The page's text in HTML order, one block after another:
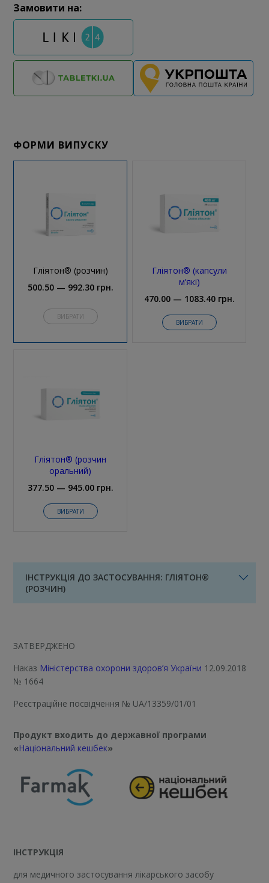
Замовити на:
ФОРМИ ВИПУСКУ
Гліятон® (розчин)
500.50 — 992.30 грн.
ВИБРАТИ
Гліятон® (капсули
м’які)
470.00 — 1083.40 грн.
ВИБРАТИ
Гліятон® (розчин
оральний)
377.50 — 945.00 грн.
ВИБРАТИ
ІНСТРУКЦІЯ ДО ЗАСТОСУВАННЯ: ГЛІЯТОН®
(РОЗЧИН)
ЗАТВЕРДЖЕНО
Наказ Міністерства охорони здоров’я України 12.09.2018
№ 1664
Реєстраційне посвідчення № UA/13359/01/01
Продукт входить до державної програми
«Національний кешбек»
ІНСТРУКЦІЯ
для медичного застосування лікарського засобу